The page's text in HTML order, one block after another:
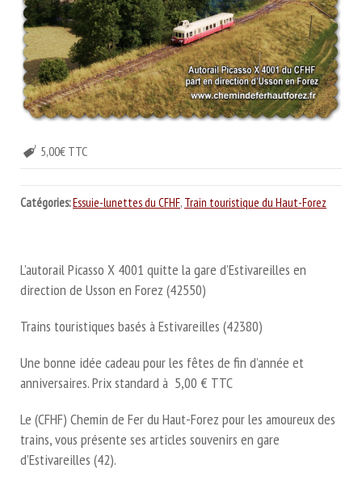
5,00€ TTC
Catégories:Essuie-lunettes du CFHF, Train touristique du Haut-Forez
L’autorail Picasso X 4001 quitte la gare d’Estivareilles en
direction de Usson en Forez (42550)
Trains touristiques basés à Estivareilles (42380)
Une bonne idée cadeau pour les fêtes de fin d’année et
anniversaires. Prix standard à 5,00 € TTC
Le (CFHF) Chemin de Fer du Haut-Forez pour les amoureux des
trains, vous présente ses articles souvenirs en gare
d’Estivareilles (42).